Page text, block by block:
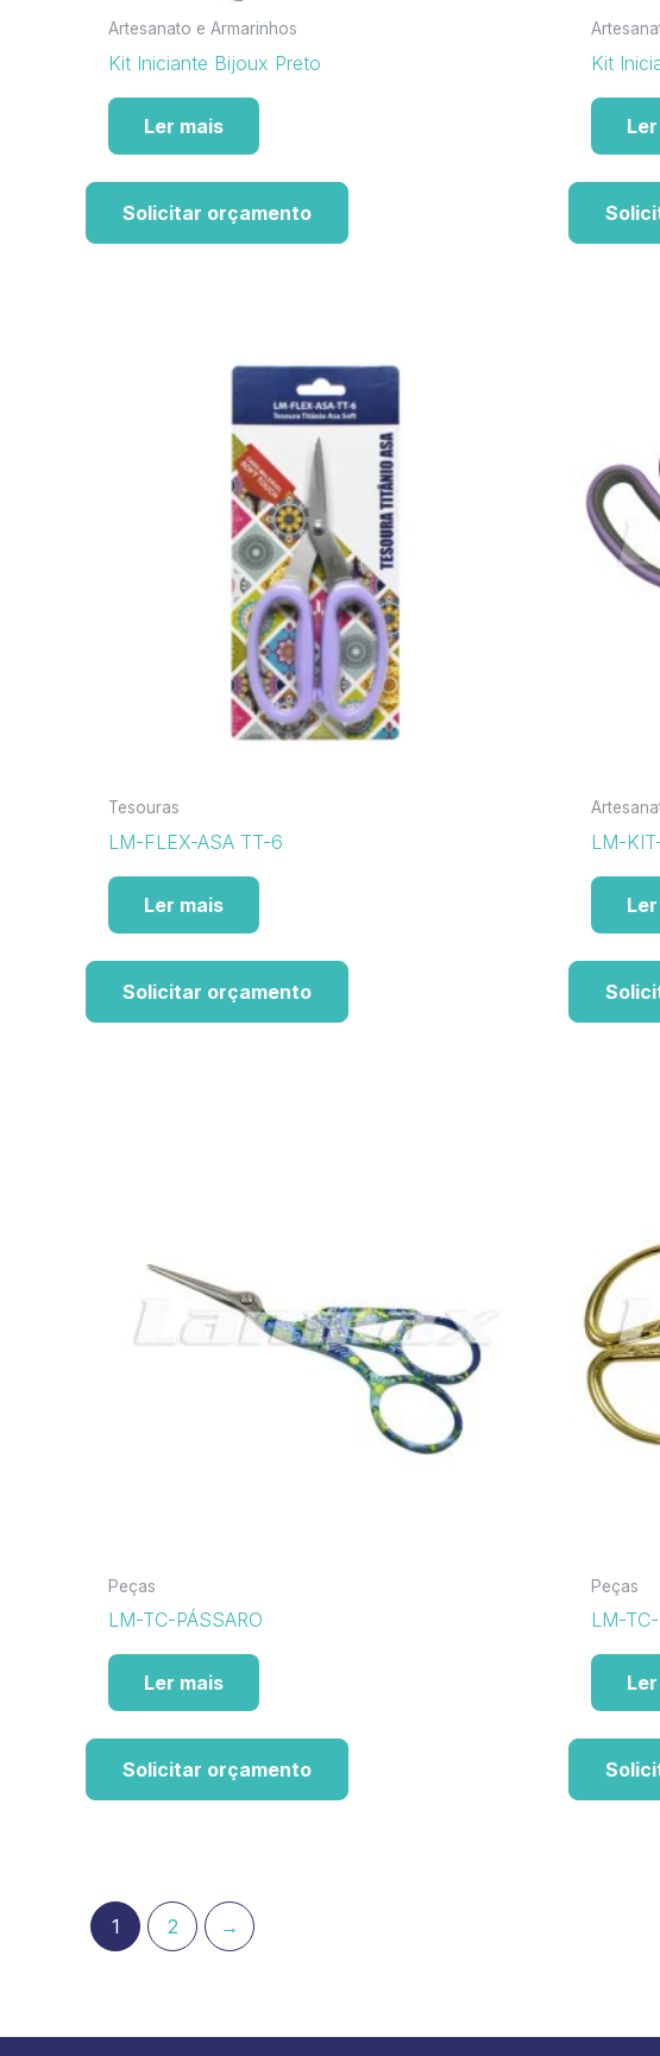
Artesanato e Armarinhos
Kit Iniciante Bijoux Preto
Ler mais
Solicitar orçamento
Kit
Tesouras
LM-FLEX-ASA TT-6
Ler mais
Solicitar orçamento
LM-
Peças
LM-TC-PÁSSARO
Ler mais
Solicitar orçamento
Peças
LM-TC-
1 2 →